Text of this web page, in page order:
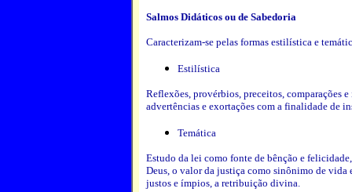
Salmos Didáticos ou de Sabedoria
Caracterizam-se pelas formas estilística e
Estilística
Reflexões, provérbios, preceitos, comparações
advertências e exortações com a finalidade de
Temática
Estudo da lei como fonte de bênção e
Deus, o valor da justiça como sinônimo de
justos e ímpios, a retribuição divina.